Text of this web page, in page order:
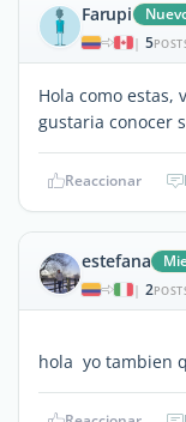
Farupi
| 5
Hola como estas,
gustaria conocer
Reaccionar
estefana
| 2
hola yo tambien